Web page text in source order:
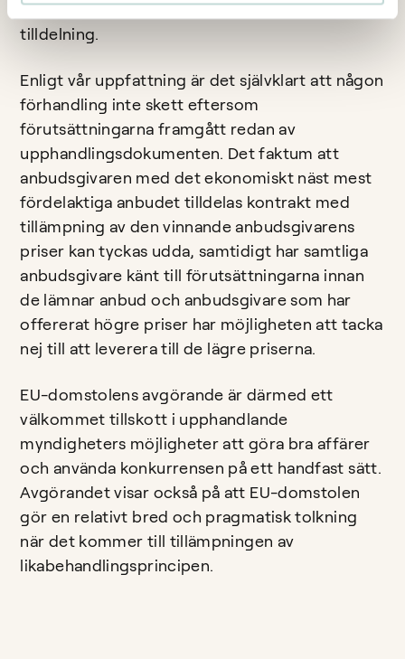
anbudsgivaren nummer två medger sådan
tilldelning.
Enligt vår uppfattning är det självklart att någon
förhandling inte skett eftersom
förutsättningarna framgått redan av
upphandlingsdokumenten. Det faktum att
anbudsgivaren med det ekonomiskt näst mest
fördelaktiga anbudet tilldelas kontrakt med
tillämpning av den vinnande anbudsgivarens
priser kan tyckas udda, samtidigt har samtliga
anbudsgivare känt till förutsättningarna innan
de lämnar anbud och anbudsgivare som har
offererat högre priser har möjligheten att tacka
nej till att leverera till de lägre priserna.
EU-domstolens avgörande är därmed ett
välkommet tillskott i upphandlande
myndigheters möjligheter att göra bra affärer
och använda konkurrensen på ett handfast sätt.
Avgörandet visar också på att EU-domstolen
gör en relativt bred och pragmatisk tolkning
när det kommer till tillämpningen av
likabehandlingsprincipen.